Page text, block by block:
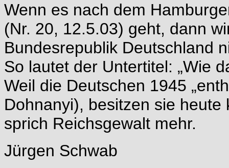
Wenn es nach dem
(Nr. 20, 12.5.03) geht, dann
Bundesrepublik Deutschland
So lautet der Untertitel: „Wie
Weil die Deutschen 1945
Dohnanyi), besitzen sie
sprich Reichsgewalt mehr.
Jürgen Schwab